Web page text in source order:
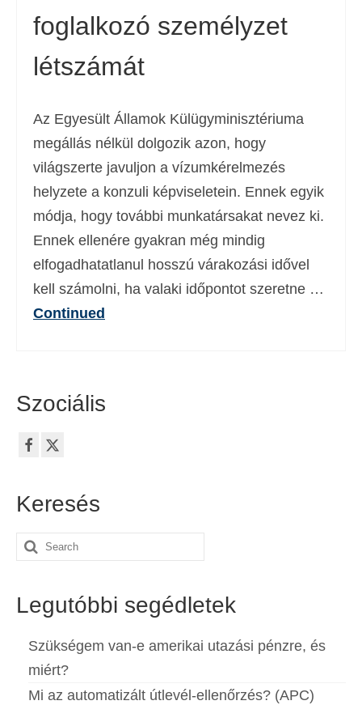
Deutsch( Német)
Italiano (Olasz
日本語(Japán)
한국어 Koreai
Norsk bokmål (Norvég bokmål)
Lengyel
Português (Portugál)
Slovenčina
foglalkozó személyzet
létszámát
Az Egyesült Államok Külügyminisztériuma
megállás nélkül dolgozik azon, hogy
világszerte javuljon a vízumkérelmezés
helyzete a konzuli képviseletein. Ennek egyik
módja, hogy további munkatársakat nevez ki.
Ennek ellenére gyakran még mindig
elfogadhatatlanul hosszú várakozási idővel
kell számolni, ha valaki időpontot szeretne …
Continued
Szociális
Keresés
Search
Legutóbbi segédletek
Szükségem van-e amerikai utazási pénzre, és
miért?
Mi az automatizált útlevél-ellenőrzés? (APC)